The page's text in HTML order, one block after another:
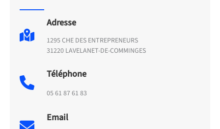
Adresse
1295 CHE DES ENTREPRENEURS
31220 LAVELANET-DE-COMMINGES
Téléphone
05 61 87 61 83
Email